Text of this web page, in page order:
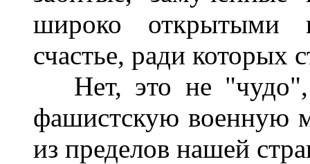
широко открытыми
счастье, ради которых
Нет, это не "чудо",
фашистскую военную
из пределов нашей